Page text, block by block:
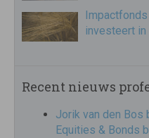
investeert
Recent nieuws
Jorik van den Bos
Equities & Bonds